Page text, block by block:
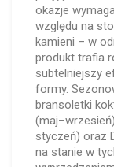
okazje
względu na
kamieni – w
produkt trafia
subtelniejszy
formy.
bransoletki
styczeń) oraz
na stanie w